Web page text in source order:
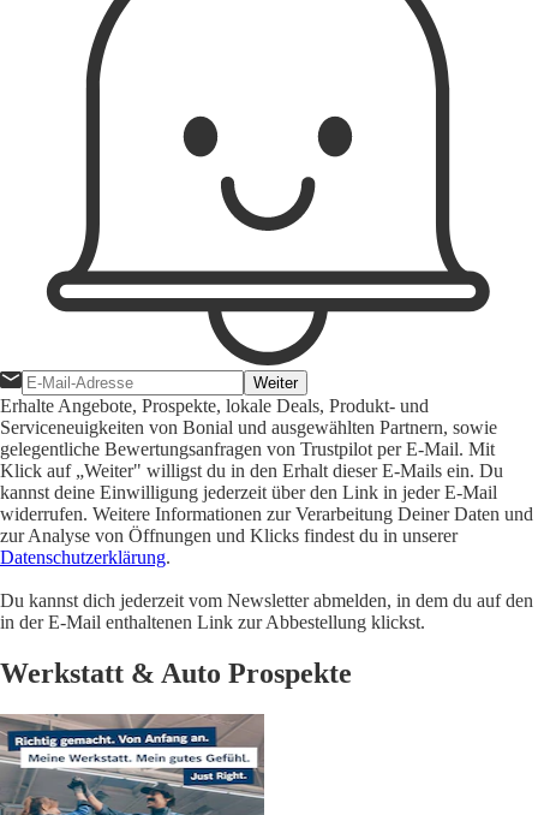
Weiter
Erhalte Angebote, Prospekte, lokale Deals, Produkt- und
Serviceneuigkeiten von Bonial und ausgewählten Partnern, sowie
gelegentliche Bewertungsanfragen von Trustpilot per E-Mail. Mit
Klick auf „Weiter" willigst du in den Erhalt dieser E-Mails ein. Du
kannst deine Einwilligung jederzeit über den Link in jeder E-Mail
widerrufen. Weitere Informationen zur Verarbeitung Deiner Daten und
zur Analyse von Öffnungen und Klicks findest du in unserer
Datenschutzerklärung.
Du kannst dich jederzeit vom Newsletter abmelden, in dem du auf den
in der E-Mail enthaltenen Link zur Abbestellung klickst.
Werkstatt & Auto Prospekte